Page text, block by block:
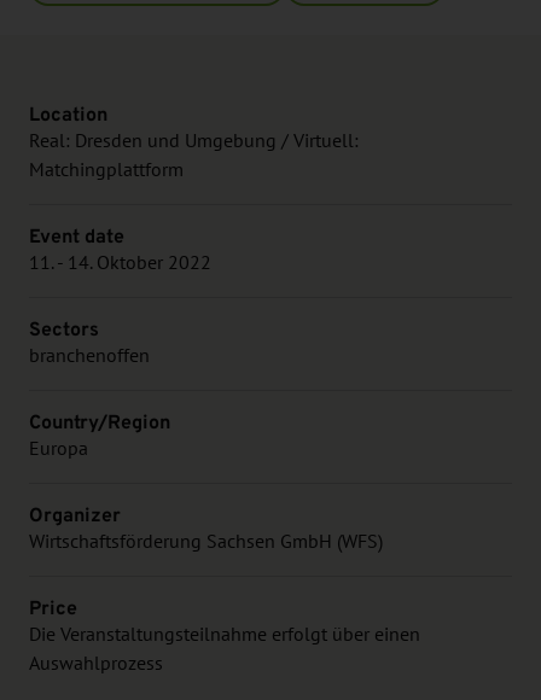
Location
Real: Dresden und Umgebung / Virtuell:
Matchingplattform
Event date
11. - 14. Oktober 2022
Sectors
branchenoffen
Country/Region
Europa
Organizer
Wirtschaftsförderung Sachsen GmbH (WFS)
Price
Die Veranstaltungsteilnahme erfolgt über einen
Auswahlprozess